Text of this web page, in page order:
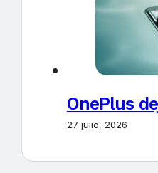
OnePlus
27 julio, 2026